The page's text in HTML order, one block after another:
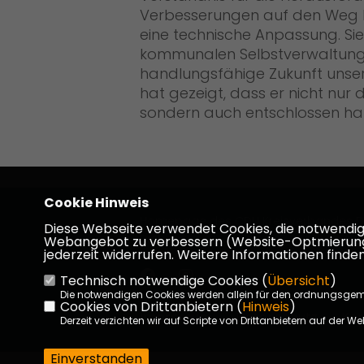
Verbesserungen auf den Weg
eine technische Anpassung.
kommunalen
handlungsfähige Zukunft
hat gezeigt, dass er nicht nur
sondern auch entschlossen
Homepage des CDU Kreisverbandes
Dieburg
Impressum Datenschutz
Cookie Hinweis
Diese Webseite verwendet Cookies, die
Webangebot zu verbessern (Website-
jederzeit widerrufen. Weitere Informationen
Technisch notwendige Cookies (Übersicht)
Die notwendigen Cookies werden allein für den
Cookies von Drittanbietern (Hinweis)
Derzeit verzichten wir auf Scripte von Drittanbietern auf der
Einverstanden